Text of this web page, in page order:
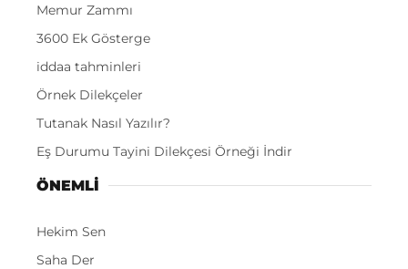
Memur Zammı
3600 Ek Gösterge
iddaa tahminleri
Örnek Dilekçeler
Tutanak Nasıl Yazılır?
Eş Durumu Tayini Dilekçesi Örneği İndir
ÖNEMLI
Hekim Sen
Saha Der